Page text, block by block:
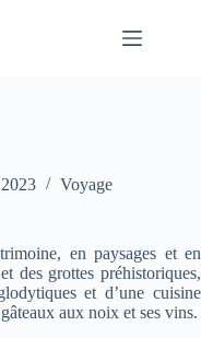
Voyage
en paysages et en
des grottes préhistoriques,
et d’une cuisine
aux noix et ses vins.